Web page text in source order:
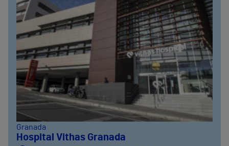
Granada
Hospital Vithas Granada